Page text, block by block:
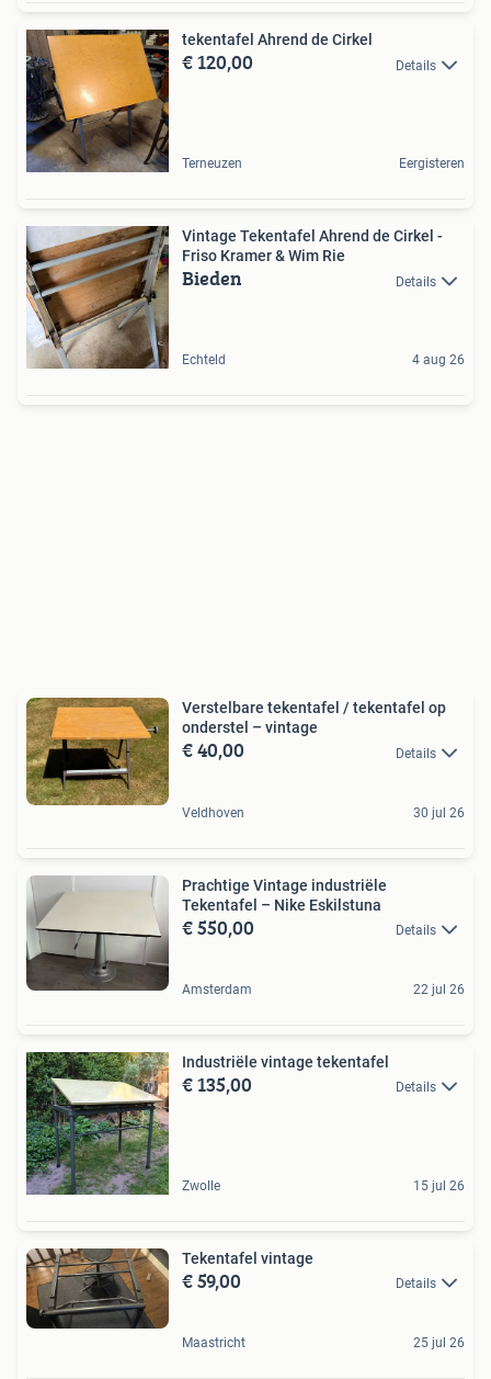
tekentafel Ahrend de Cirkel
€ 120,00 Details
Terneuzen Eergisteren
Vintage Tekentafel Ahrend de Cirkel -
Friso Kramer & Wim Rie
Bieden Details
Echteld 4 aug 26
Verstelbare tekentafel / tekentafel op
onderstel – vintage
€ 40,00 Details
Veldhoven 30 jul 26
Prachtige Vintage industriële
Tekentafel – Nike Eskilstuna
€ 550,00 Details
Amsterdam 22 jul 26
Industriële vintage tekentafel
€ 135,00 Details
Zwolle 15 jul 26
Tekentafel vintage
€ 59,00 Details
Maastricht 25 jul 26